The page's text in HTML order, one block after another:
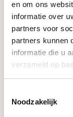
en om ons
informatie over
partners voor
partners kunnen
informatie die u
verzameld op
Noodzakelijk
RELATED